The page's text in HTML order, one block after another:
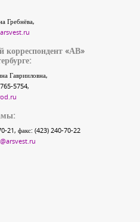
Гребнёва,
корреспондент «АВ»
Гаврииловна,
5754,
21, факс: (423) 240-70-22